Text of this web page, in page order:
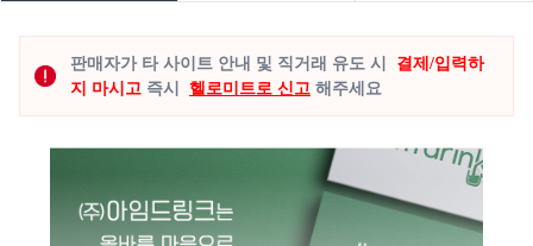
판매자가 타 사이트 안내 및 직거래 유도 시
결제/입력하
지 마시고 즉시 헬로미트로 신고 해주세요